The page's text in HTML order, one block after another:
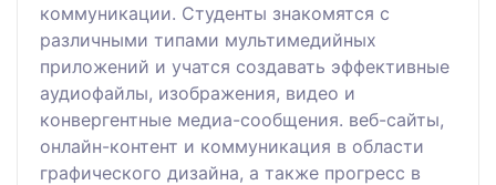
коммуникации. Студенты знакомятся с
различными типами мультимедийных
приложений и учатся создавать эффективные
аудиофайлы, изображения, видео и
конвергентные медиа-сообщения. веб-сайты,
онлайн-контент и коммуникация в области
графического дизайна, а также прогресс в